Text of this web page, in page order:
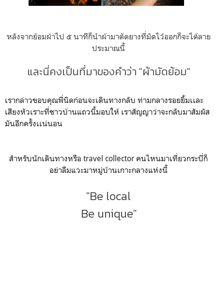
หลังจากย้อมผ้าไป ๕ นาทีก็นำผ้ามาตัดยางที่มัดไว้ออกก็จะได้ลาย
ประมาณนี้
และนี่คงเป็นที่มาของคำว่า "ผ้ามัดย้อม"
เรากล่าวขอบคุณพี่นิดก่อนจะเดินทางกลับ ท่ามกลางรอยยิ้มเเละ
เสียงหัวเราะที่ชาวบ้านแถวนี้มอบให้ เราสัญญาว่าจะกลับมาสัมผัส
มันอีกครั้งเเน่นอน
สำหรับนักเดินทางหรือ travel collector คนไหนมาเที่ยวกระบี่ก็
อย่าลืมแวะมาหมู่บ้านเกาะกลางแห่งนี้
"Be local
Be unique"